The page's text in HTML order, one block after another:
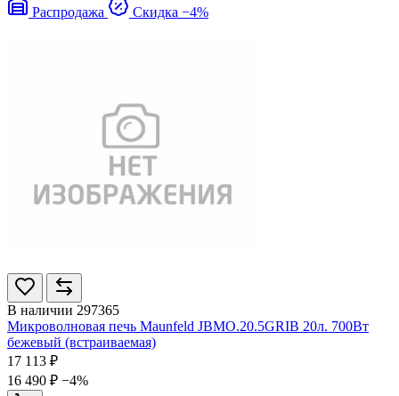
Распродажа Скидка −4%
В наличии 297365
Микроволновая печь Maunfeld JBMO.20.5GRIB 20л. 700Вт
бежевый (встраиваемая)
17 113 ₽
16 490 ₽ −4%